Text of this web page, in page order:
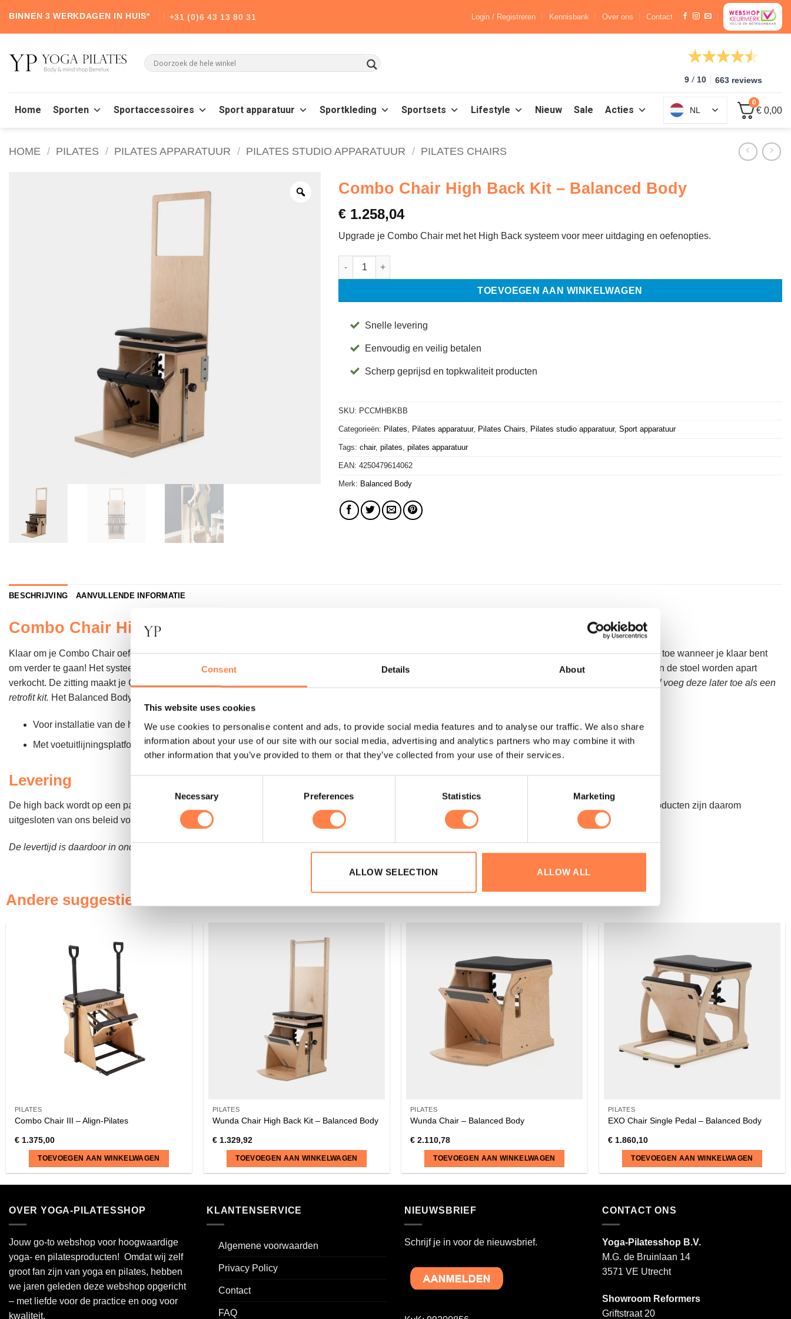
Consent Details About
This website uses cookies
We use cookies to personalise content and ads, to provide social media features and to analyse our traffic. We also share
information about your use of our site with our social media, advertising and analytics partners who may combine it with
other information that you’ve provided to them or that they’ve collected from your use of their services.
Necessary Preferences Statistics Marketing
ALLOW SELECTION ALLOW ALL
content
BINNEN 3 WERKDAGEN IN HUIS* +31 (0)6 43 13 80 31 Login / Registreren Kennisbank Over ons Contact
9 / 10 663 reviews
Home Sporten Sportaccessoires Sport apparatuur Sportkleding Sportsets Lifestyle Nieuw Sale Acties NL
0
€ 0,00
HOME / PILATES / PILATES APPARATUUR / PILATES STUDIO APPARATUUR / PILATES CHAIRS
Combo Chair High Back Kit – Balanced Body
€ 1.258,04
Upgrade je Combo Chair met het High Back systeem voor meer uitdaging en oefenopties.
Combo Chair High Back Kit - Balanced Body aantal
TOEVOEGEN AAN WINKELWAGEN
Snelle levering
Eenvoudig en veilig betalen
Scherp geprijsd en topkwaliteit producten
SKU: PCCMHBKBB
Categorieën: Pilates, Pilates apparatuur, Pilates Chairs, Pilates studio apparatuur, Sport apparatuur
Tags: chair, pilates, pilates apparatuur
EAN: 4250479614062
Merk: Balanced Body
BESCHRIJVING AANVULLENDE INFORMATIE
Combo Chair High Back Kit – Balanced Body
Klaar om je Combo Chair oefeningen naar een hoger niveau te tillen? Het Combo Chair High Back systeem voegt uitdaging en meer trainingsmogelijkheden toe wanneer je klaar bent
om verder te gaan! Het systeem omvat een hoge rugleuning, een comfortabel gestoffeerde zitting en een platform voor voetuitlijning. Combo Chair Handles en de stoel worden apart
verkocht. De zitting maakt je Combo Chair compleet wanneer de hoge rugleuning is geïnstalleerd.
of voeg deze later toe als een
retrofit kit. Het Balanced Body High Back systeem kan eenvoudig worden verwijderd voor oefeningen waarbij het niet nodig is.
Voor installatie van de hoge rugleuning is een boor nodig, tenzij de combo chair is voorgeboord;
Met voetuitlijningsplatform voor een correcte voetpositie tijdens het trainen;
Levering
De high back wordt op een pallet afgeleverd, wat daardoor inhoudt dat deze alleen met bestelauto’s of vrachtwagens bezorgd kan worden. Palletleveringsproducten zijn daarom
uitgesloten van ons beleid voor gratis verzending.
Zie hier meer informatie over de verzendtarieven
De levertijd is daardoor in onderling overleg.
Andere suggesties…
PILATES
Combo Chair III – Align-Pilates
€1.375,00
TOEVOEGEN AAN WINKELWAGEN
PILATES
Wunda Chair High Back Kit – Balanced Body
€1.329,92
TOEVOEGEN AAN WINKELWAGEN
PILATES
Wunda Chair – Balanced Body
€2.110,78
TOEVOEGEN AAN WINKELWAGEN
PILATES
EXO Chair Single Pedal – Balanced Body
€1.860,10
TOEVOEGEN AAN WINKELWAGEN
OVER YOGA-PILATESSHOP
Jouw go-to webshop voor hoogwaardige
yoga- en pilatesproducten! Omdat wij zelf
groot fan zijn van yoga en pilates, hebben
we jaren geleden deze webshop opgericht
– met liefde voor de practice en oog voor
kwaliteit.
KLANTENSERVICE
Algemene voorwaarden
Privacy Policy
Contact
FAQ
NIEUWSBRIEF
Schrijf je in voor de nieuwsbrief.
CONTACT ONS
Yoga-Pilatesshop B.V.
M.G. de Bruinlaan 14
3571 VE Utrecht
Showroom Reformers
Griftstraat 20